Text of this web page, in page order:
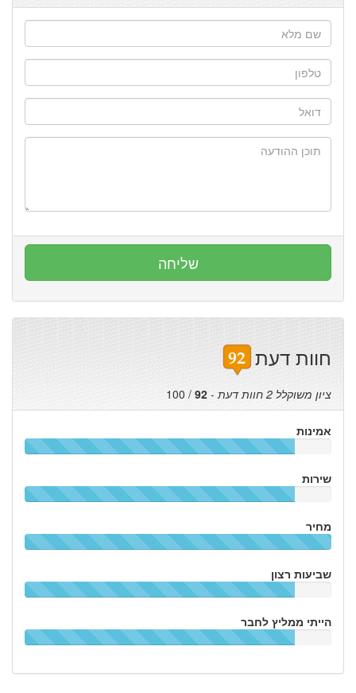
חוות דעת
ציון משוקלל 2 חוות דעת -
92
/
100
אמינות
שירות
מחיר
שביעות רצון
הייתי ממליץ לחבר